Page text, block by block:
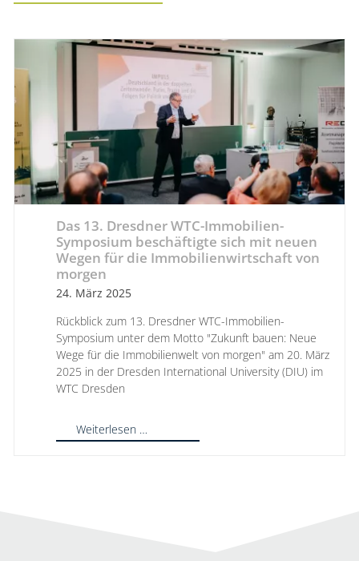
Das 13. Dresdner WTC-Immobilien-
Symposium beschäftigte sich mit neuen
Wegen für die Immobilienwirtschaft von
morgen
24. März 2025
Rückblick zum 13. Dresdner WTC-Immobilien-
Symposium unter dem Motto "Zukunft bauen: Neue
Wege für die Immobilienwelt von morgen" am 20. März
2025 in der Dresden International University (DIU) im
WTC Dresden
Weiterlesen …